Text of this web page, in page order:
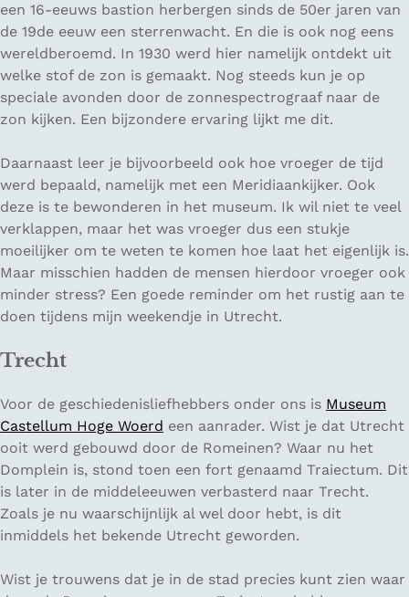
een 16-eeuws bastion herbergen sinds de 50er jaren van
de 19de eeuw een sterrenwacht. En die is ook nog eens
wereldberoemd. In 1930 werd hier namelijk ontdekt uit
welke stof de zon is gemaakt. Nog steeds kun je op
speciale avonden door de zonnespectrograaf naar de
zon kijken. Een bijzondere ervaring lijkt me dit.
Daarnaast leer je bijvoorbeeld ook hoe vroeger de tijd
werd bepaald, namelijk met een Meridiaankijker. Ook
deze is te bewonderen in het museum. Ik wil niet te veel
verklappen, maar het was vroeger dus een stukje
moeilijker om te weten te komen hoe laat het eigenlijk is.
Maar misschien hadden de mensen hierdoor vroeger ook
minder stress? Een goede reminder om het rustig aan te
doen tijdens mijn weekendje in Utrecht.
Trecht
Voor de geschiedenisliefhebbers onder ons is Museum
Castellum Hoge Woerd een aanrader. Wist je dat Utrecht
ooit werd gebouwd door de Romeinen? Waar nu het
Domplein is, stond toen een fort genaamd Traiectum. Dit
is later in de middeleeuwen verbasterd naar Trecht.
Zoals je nu waarschijnlijk al wel door hebt, is dit
inmiddels het bekende Utrecht geworden.
Wist je trouwens dat je in de stad precies kunt zien waar